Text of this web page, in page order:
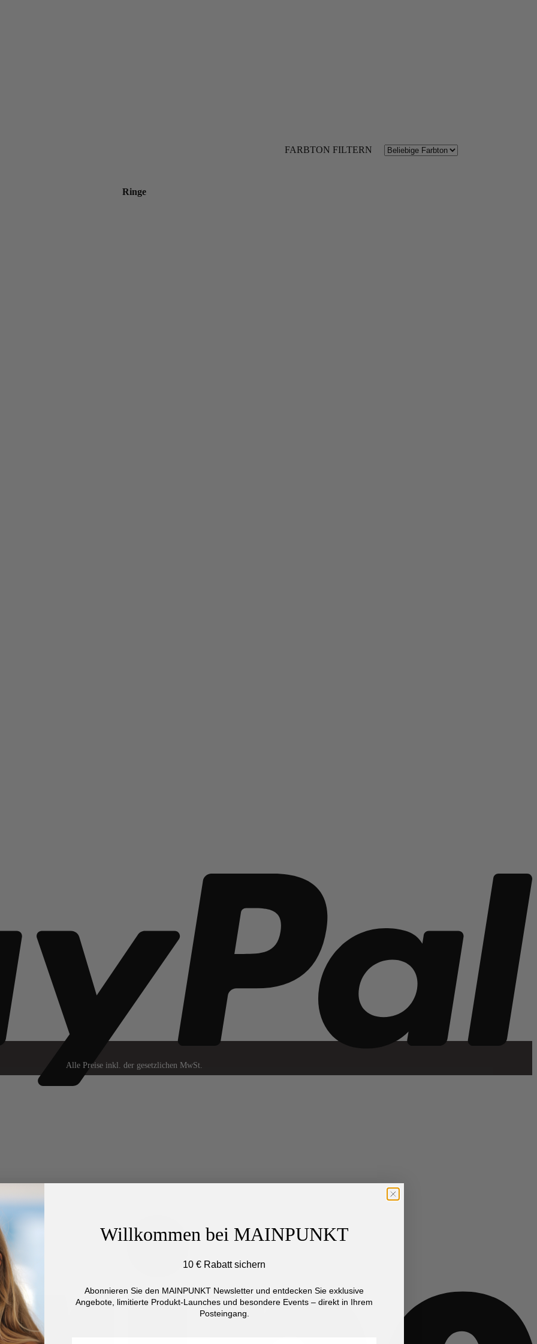
FARBTON FILTERN
Ringe
Alle Preise inkl. der gesetzlichen MwSt.
Willkommen bei MAINPUNKT
10 € Rabatt sichern
Abonnieren Sie den MAINPUNKT Newsletter und entdecken Sie exklusive
Angebote, limitierte Produkt-Launches und besondere Events – direkt in Ihrem
Posteingang.